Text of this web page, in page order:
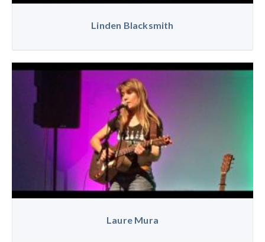
Linden Blacksmith
Laure Mura